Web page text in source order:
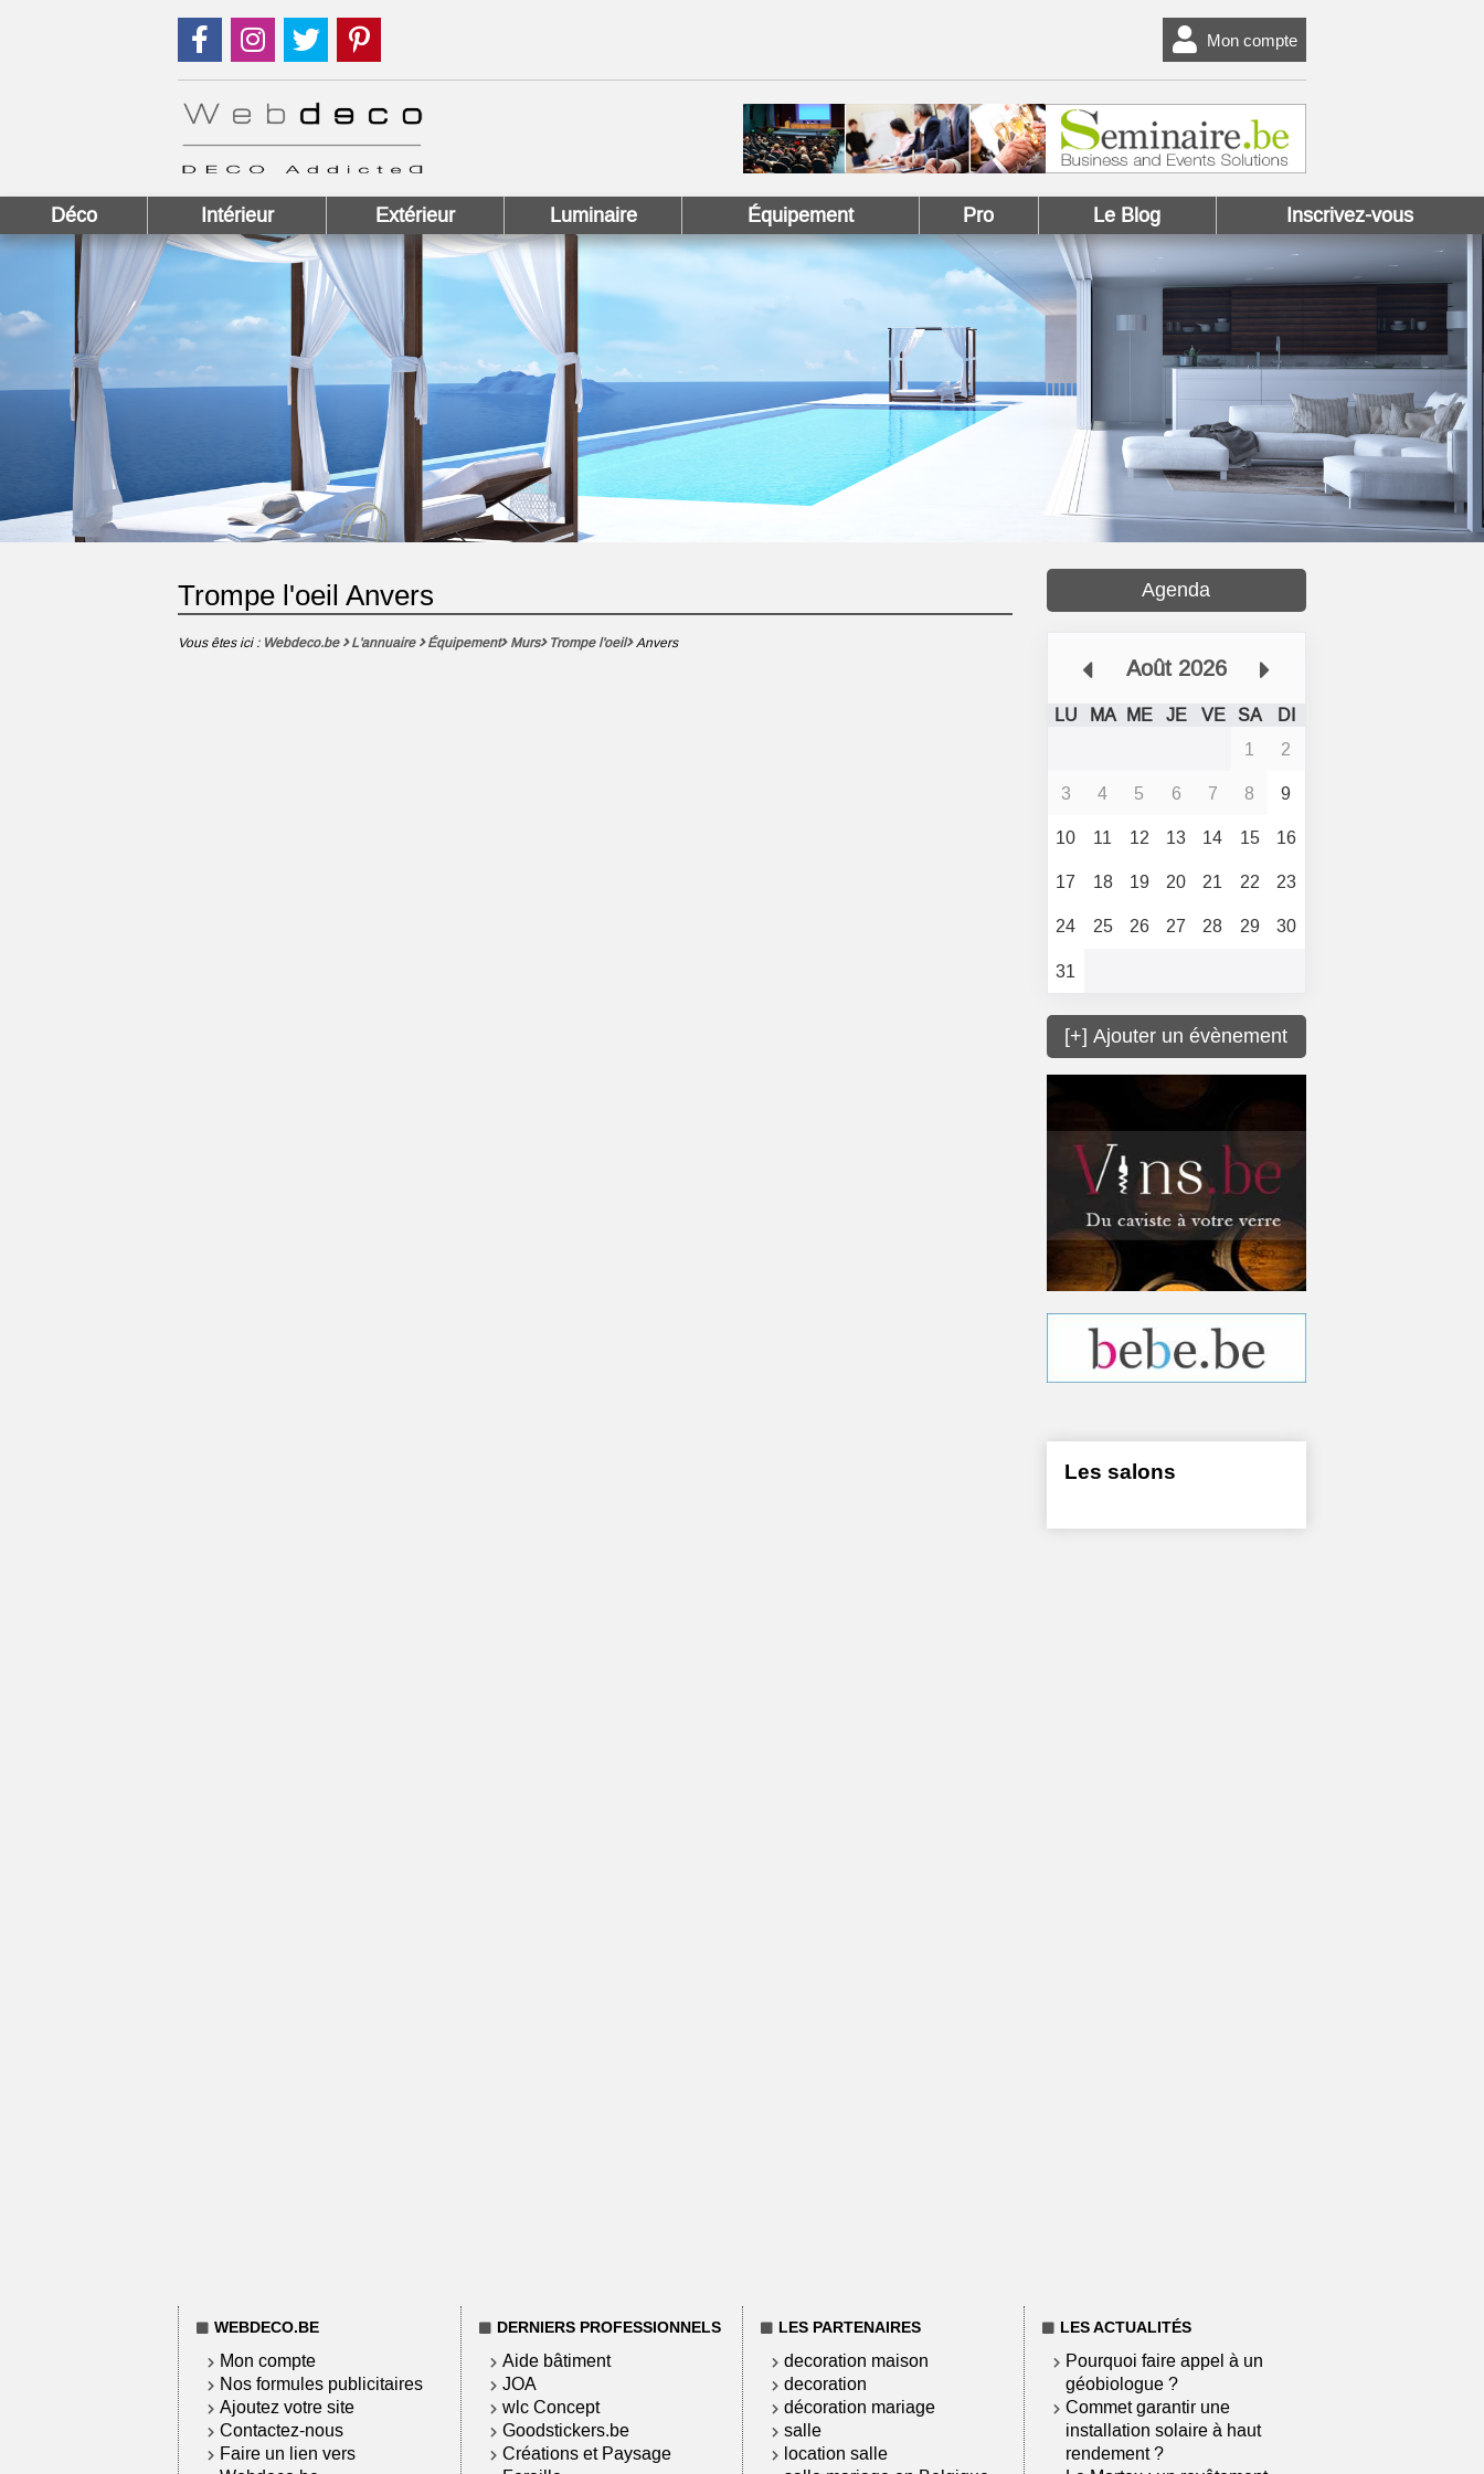
Suivez nous sur Facebook !
Suivez nous sur Instagram !
Suivez nous sur Twitter ! Mon compte
Déco Intérieur Extérieur Luminaire Équipement Pro Le Blog Inscrivez-vous
Trompe l'oeil Anvers
Vous êtes ici : Webdeco.be L'annuaire Équipement Murs Trompe l'oeil Anvers
Agenda
Août 2026
LU MA ME JE VE SA
DI
1
2
3
4 5 6 7 8
9
10
11 12 13 14 15
16
17
18 19 20 21 22
23
24
25 26 27 28 29
30
31
[+] Ajouter un évènement
Les salons
WEBDECO.BE
Mon compte
Nos formules publicitaires
Ajoutez votre site
Contactez-nous
Faire un lien vers
DERNIERS PROFESSIONNELS
Aide bâtiment
JOA
wlc Concept
Goodstickers.be
Créations et Paysage
LES PARTENAIRES
decoration maison
decoration
décoration mariage
salle
location salle
LES ACTUALITÉS
Pourquoi faire appel à un
géobiologue ?
Commet garantir une
installation solaire à haut
rendement ?